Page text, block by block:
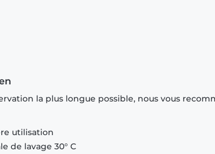
la plus longue possible, nous vous
utilisation
de lavage 30° C